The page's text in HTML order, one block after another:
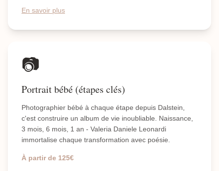
En savoir plus
📷
Portrait bébé (étapes clés)
Photographier bébé à chaque étape depuis Dalstein,
c'est construire un album de vie inoubliable. Naissance,
3 mois, 6 mois, 1 an - Valeria Daniele Leonardi
immortalise chaque transformation avec poésie.
À partir de 125€